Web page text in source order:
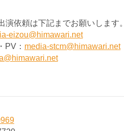
演依頼は下記までお願いします。
eizou@himawari.net
PV： media-stcm@himawari.net